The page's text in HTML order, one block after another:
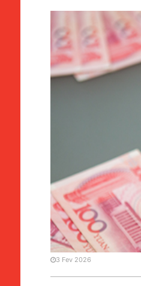
CHINA / ÁSIA
Moeda |
de
3 Fev 2026